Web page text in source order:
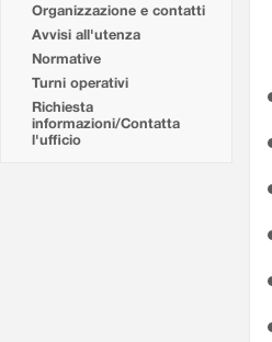
Organizzazione e contatti
Avvisi all'utenza
Normative
Turni operativi
Richiesta
informazioni/Contatta
l'ufficio